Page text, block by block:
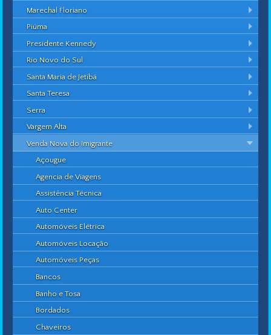
Marechal Floriano
Piúma
Presidente Kennedy
Rio Novo do Sul
Santa Maria de Jetibá
Santa Teresa
Serra
Vargem Alta
Venda Nova do Imigrante
Açougue
Agencia de Viagens
Assistência Técnica
Auto Center
Automóveis Elétrica
Automóveis Locação
Automóveis Peças
Bancos
Banho e Tosa
Bordados
Chaveiros